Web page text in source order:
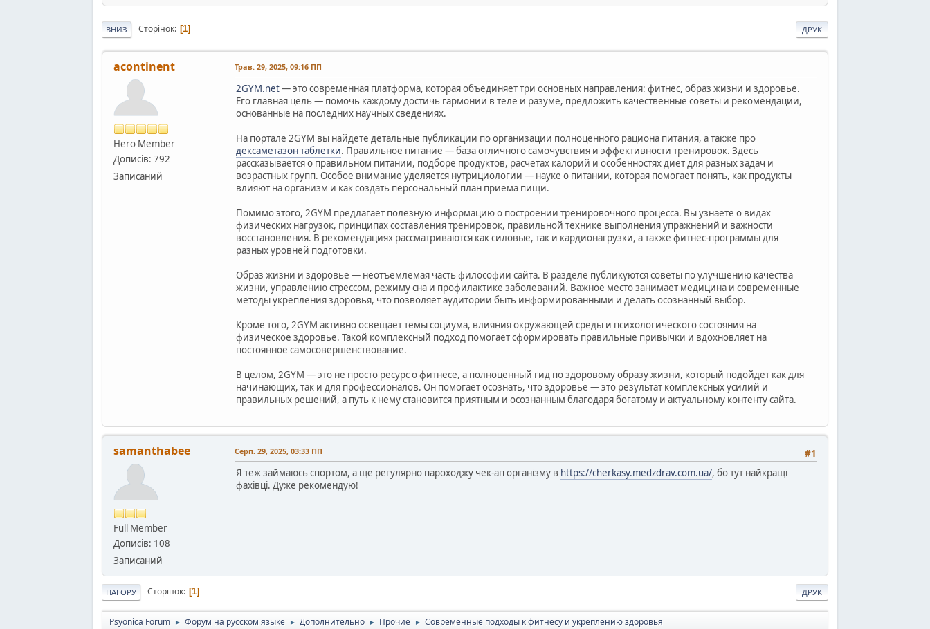
ДРУК
ВНИЗ Сторінок 1
acontinent
Hero Member
Дописів: 792
Записаний
Трав. 29, 2025, 09:16 ПП
2GYM.net— это современная платформа, которая объединяет три основных направления: фитнес, образ жизни и здоровье.
Его главная цель — помочь каждому достичь гармонии в теле и разуме, предложить качественные советы и рекомендации,
основанные на последних научных сведениях.
На портале 2GYM вы найдете детальные публикации по организации полноценного рациона питания, а также про
дексаметазон таблетки. Правильное питание — база отличного самочувствия и эффективности тренировок. Здесь
рассказывается о правильном питании, подборе продуктов, расчетах калорий и особенностях диет для разных задач и
возрастных групп. Особое внимание уделяется нутрициологии — науке о питании, которая помогает понять, как продукты
влияют на организм и как создать персональный план приема пищи.
Помимо этого, 2GYM предлагает полезную информацию о построении тренировочного процесса. Вы узнаете о видах
физических нагрузок, принципах составления тренировок, правильной технике выполнения упражнений и важности
восстановления. В рекомендациях рассматриваются как силовые, так и кардионагрузки, а также фитнес-программы для
разных уровней подготовки.
Образ жизни и здоровье — неотъемлемая часть философии сайта. В разделе публикуются советы по улучшению качества
жизни, управлению стрессом, режиму сна и профилактике заболеваний. Важное место занимает медицина и современные
методы укрепления здоровья, что позволяет аудитории быть информированными и делать осознанный выбор.
Кроме того, 2GYM активно освещает темы социума, влияния окружающей среды и психологического состояния на
физическое здоровье. Такой комплексный подход помогает сформировать правильные привычки и вдохновляет на
постоянное самосовершенствование.
В целом, 2GYM — это не просто ресурс о фитнесе, а полноценный гид по здоровому образу жизни, который подойдет как для
начинающих, так и для профессионалов. Он помогает осознать, что здоровье — это результат комплексных усилий и
правильных решений, а путь к нему становится приятным и осознанным благодаря богатому и актуальному контенту сайта.
samanthabee
Full Member
Дописів: 108
Записаний
#1
Серп. 29, 2025, 03:33 ПП
Я теж займаюсь спортом, а ще регулярно пароходжу чек-ап організму в https://cherkasy.medzdrav.com.ua/, бо тут найкращі
фахівці. Дуже рекомендую!
ДРУК
НАГОРУ Сторінок 1
Psyonica Forum ► Форум на русском языке ► Дополнительно ► Прочие ► Современные подходы к фитнесу и укреплению здоровья